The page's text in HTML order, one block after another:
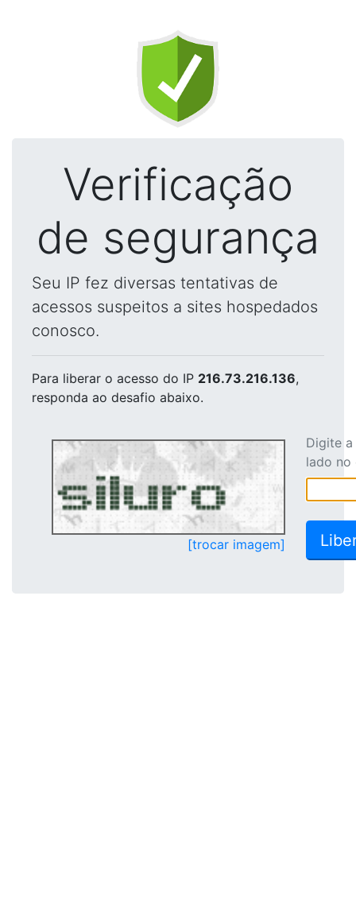
Verificação
de segurança
Seu IP fez diversas tentativas de
acessos suspeitos a sites hospedados
conosco.
Para liberar o acesso do IP 216.73.216.136,
responda ao desafio abaixo.
[trocar imagem]
Digite
lado no